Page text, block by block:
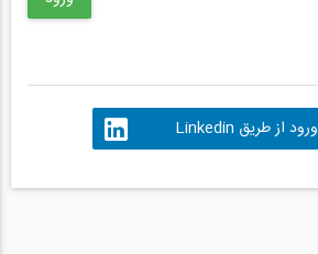
ورود از طریق Linkedin